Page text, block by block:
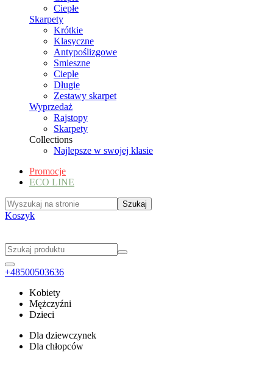
Ciepłe
Skarpety
Krótkie
Klasyczne
Antypoślizgowe
Smieszne
Ciepłe
Długie
Zestawy skarpet
Wyprzedaż
Rajstopy
Skarpety
Collections
Najlepsze w swojej klasie
Promocje
ECO LINE
Koszyk
+48500503636
Kobiety
Mężczyźni
Dzieci
Dla dziewczynek
Dla chłopców